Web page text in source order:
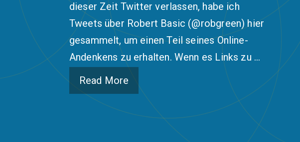
dieser Zeit Twitter verlassen, habe ich
Tweets über Robert Basic (@robgreen) hier
gesammelt, um einen Teil seines Online-
Andenkens zu erhalten. Wenn es Links zu …
Read More